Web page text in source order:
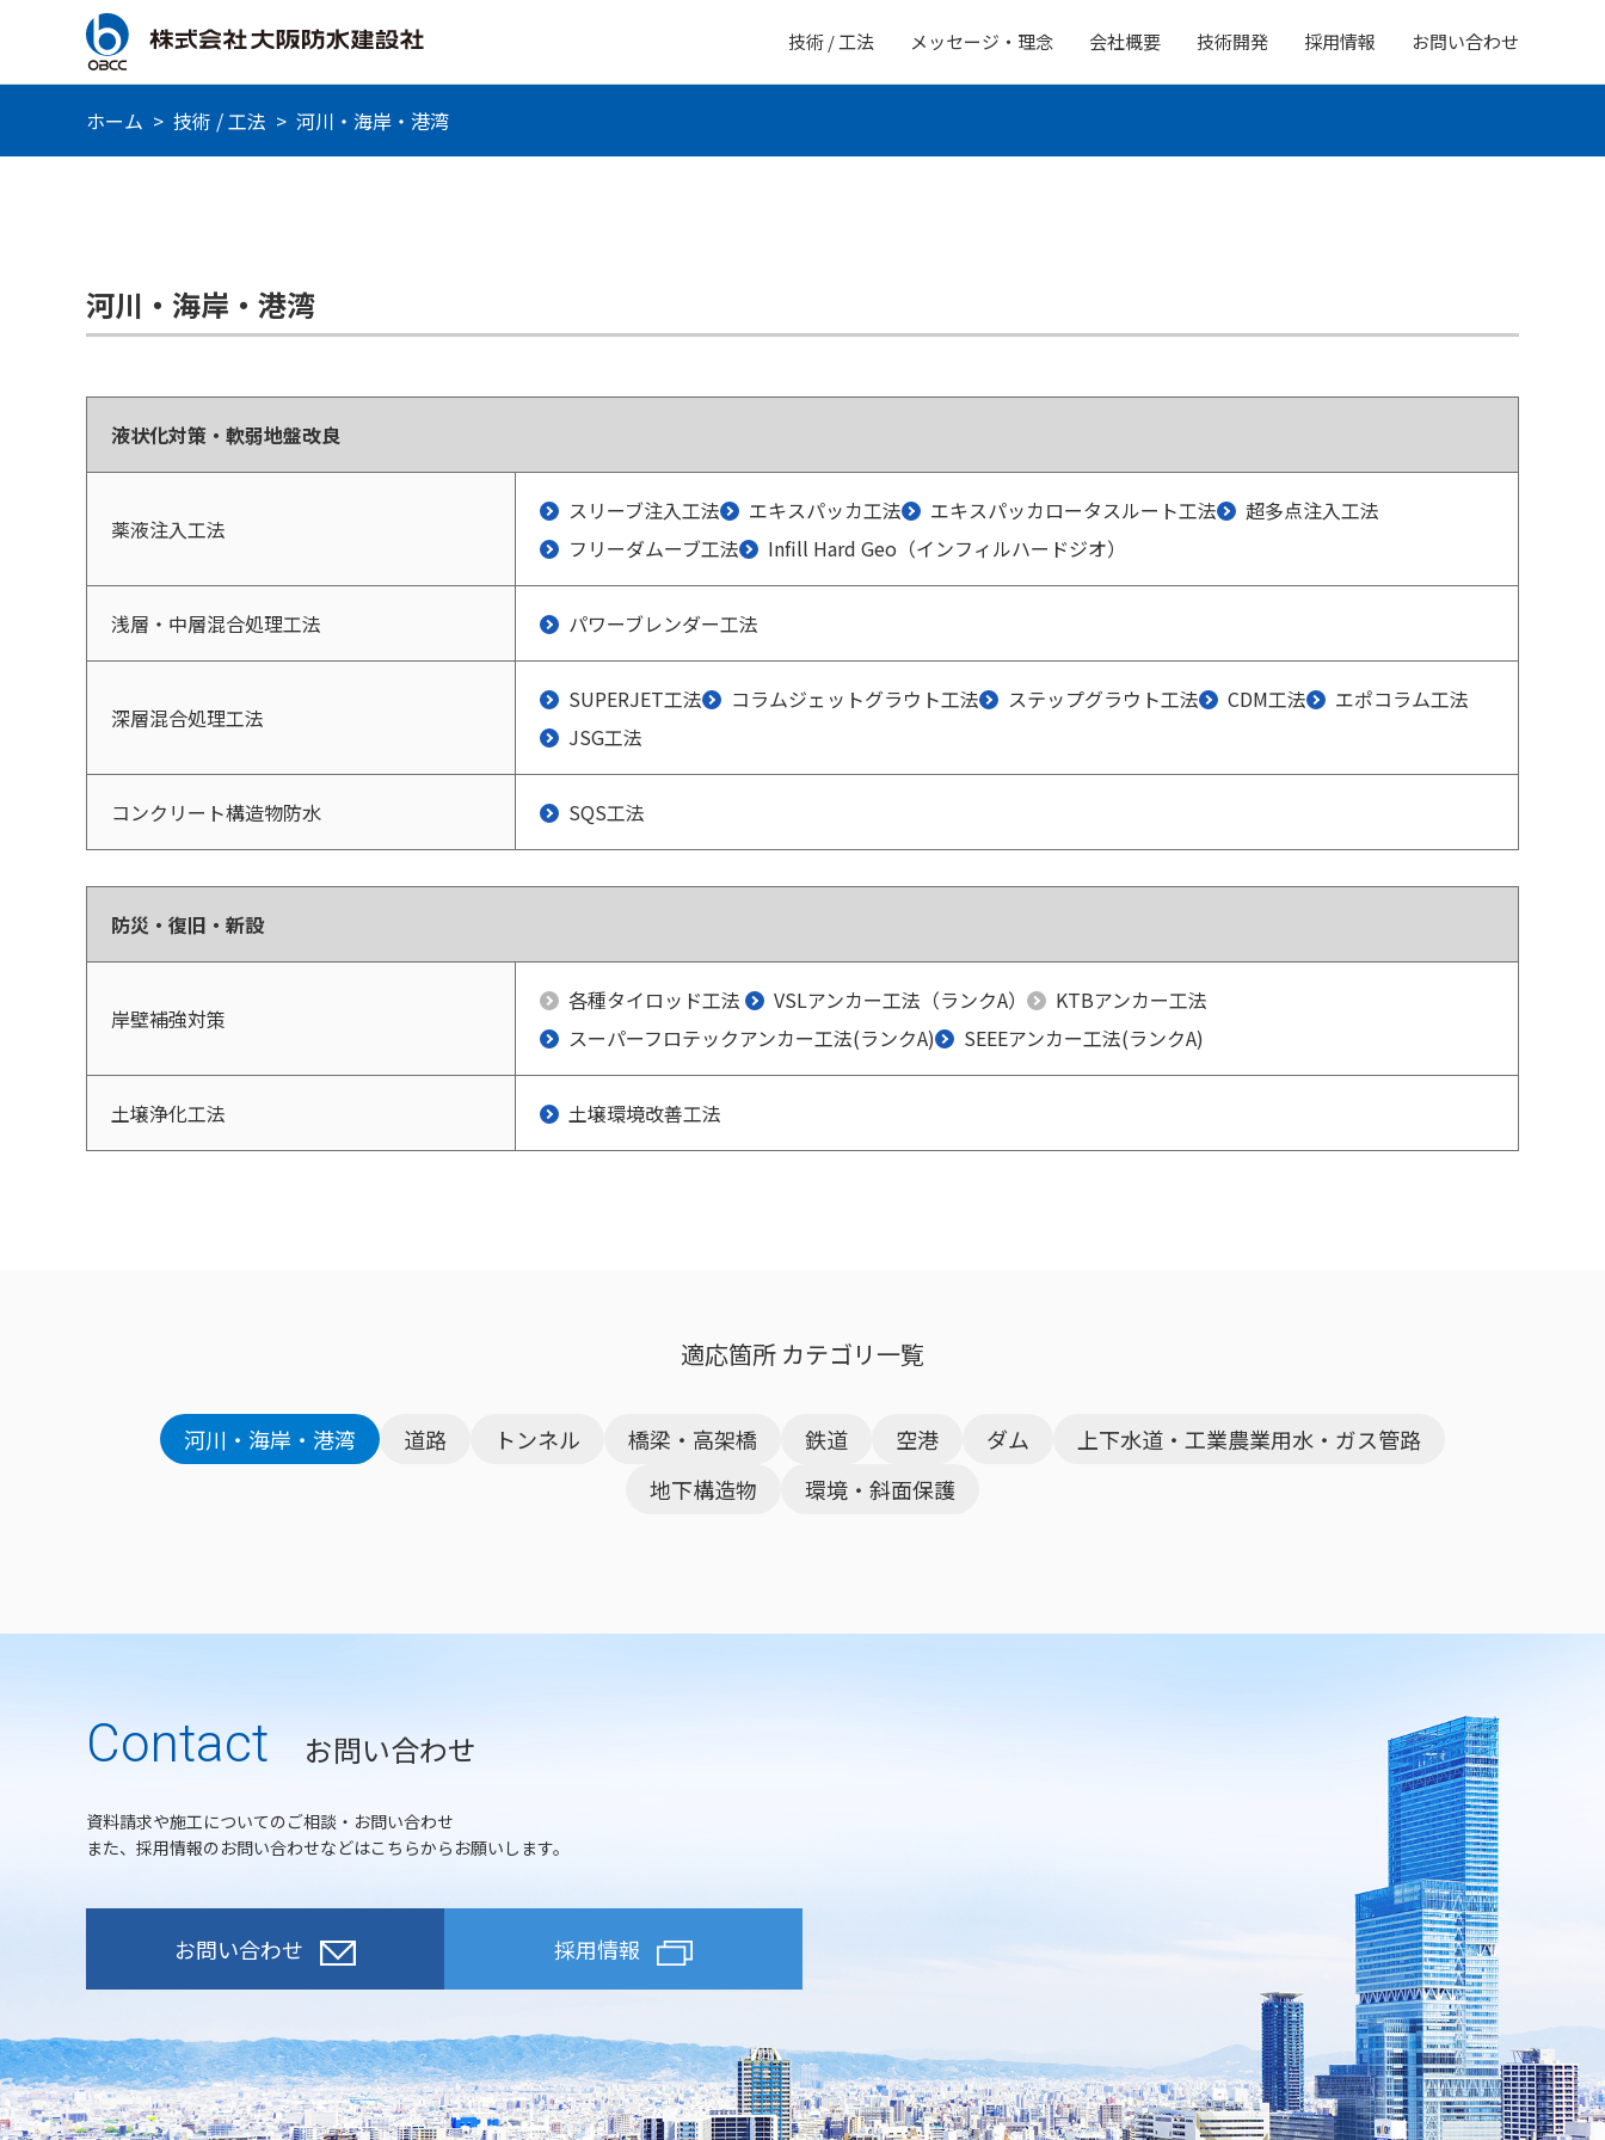
技術 / 工法 メッセージ・理念 会社概要 技術開発 採用情報 お問い合わせ
ホーム > 技術 / 工法 > 河川・海岸・港湾
河川・海岸・港湾
液状化対策・軟弱地盤改良
薬液注入工法
スリーブ注入工法 エキスパッカ工法 エキスパッカロータスルート工法
超多点注入工法
フリーダムーブ工法
Infill Hard Geo（インフィルハードジオ）
浅層・中層混合処理工法 パワーブレンダー工法
深層混合処理工法
SUPERJET工法 コラムジェットグラウト工法 ステップグラウト工法 CDM工法
エポコラム工法
JSG工法
コンクリート構造物防水 SQS工法
防災・復旧・新設
岸壁補強対策
各種タイロッド工法 VSLアンカー工法（ランクA）
KTBアンカー工法
スーパーフロテックアンカー工法(ランクA)
SEEEアンカー工法(ランクA)
土壌浄化工法 土壌環境改善工法
適応箇所 カテゴリ一覧
河川・海岸・港湾 道路 トンネル 橋梁・高架橋 鉄道 空港 ダム
上下水道・工業農業用水・ガス管路
地下構造物
環境・斜面保護
Contact お問い合わせ
資料請求や施工についてのご相談・お問い合わせ
また、採用情報のお問い合わせなどはこちらからお願いします。
お問い合わせ 採用情報